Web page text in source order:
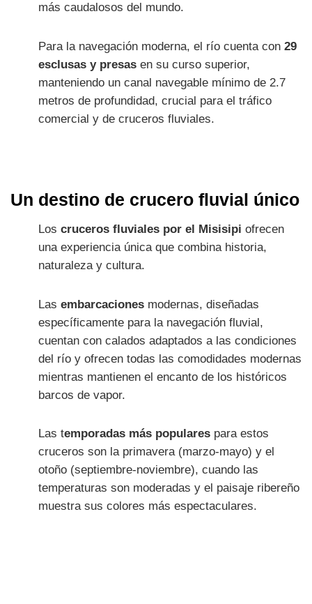
más caudalosos del mundo.
Para la navegación moderna, el río cuenta con 29
esclusas y presas en su curso superior,
manteniendo un canal navegable mínimo de 2.7
metros de profundidad, crucial para el tráfico
comercial y de cruceros fluviales.
Un destino de crucero fluvial único
Los cruceros fluviales por el Misisipi ofrecen
una experiencia única que combina historia,
naturaleza y cultura.
Las embarcaciones modernas, diseñadas
específicamente para la navegación fluvial,
cuentan con calados adaptados a las condiciones
del río y ofrecen todas las comodidades modernas
mientras mantienen el encanto de los históricos
barcos de vapor.
Las temporadas más populares para estos
cruceros son la primavera (marzo-mayo) y el
otoño (septiembre-noviembre), cuando las
temperaturas son moderadas y el paisaje ribereño
muestra sus colores más espectaculares.